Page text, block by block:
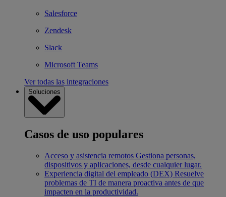
Salesforce
Zendesk
Slack
Microsoft Teams
Ver todas las integraciones
Soluciones
Casos de uso populares
Acceso y asistencia remotos Gestiona personas,
dispositivos y aplicaciones, desde cualquier lugar.
Experiencia digital del empleado (DEX) Resuelve
problemas de TI de manera proactiva antes de que
impacten en la productividad.